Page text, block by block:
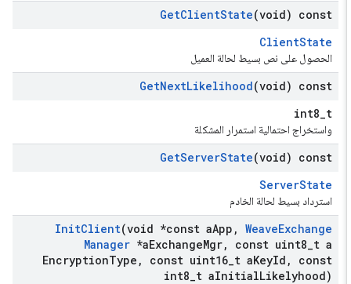
GetClientState(void) const
ClientState
الحصول على نص بسيط لحالة العميل
GetNextLikelihood(void) const
int8_t
واستخراج احتمالية استمرار المشكلة
GetServerState(void) const
ServerState
استرداد بسيط لحالة الخادم
InitClient(void *const aApp WeaveExchange
Manager *aExchangeMgr const uint8 _ t a
EncryptionType const uint16 _ t aKeyId
const
int8 _ t aInitialLikelyhood)